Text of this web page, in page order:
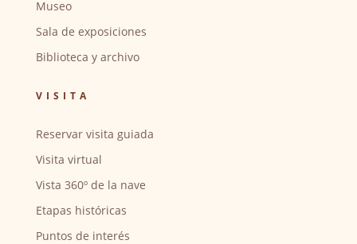
Museo
Sala de exposiciones
Biblioteca y archivo
VISITA
Reservar visita guiada
Visita virtual
Vista 360º de la nave
Etapas históricas
Puntos de interés